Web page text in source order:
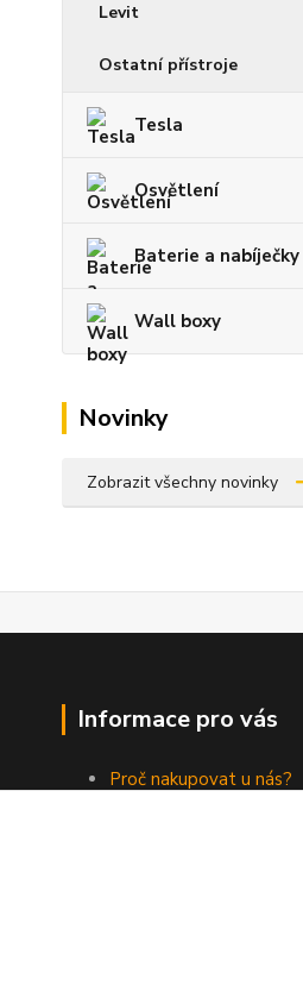
Levit
Ostatní přístroje
Tesla
Osvětlení
Baterie a nabíječky
Wall boxy
Novinky
Zobrazit všechny novinky
Informace pro vás
Proč nakupovat u nás?